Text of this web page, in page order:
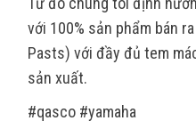
với 100% sản phẩm bán
Pasts) với đầy đủ tem
sản xuất.
#qasco #yamaha